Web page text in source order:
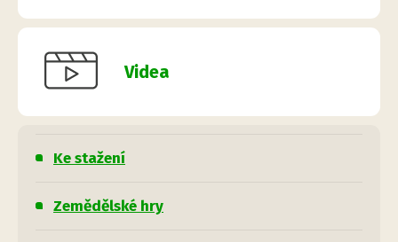
Videa
Ke stažení
Zemědělské hry